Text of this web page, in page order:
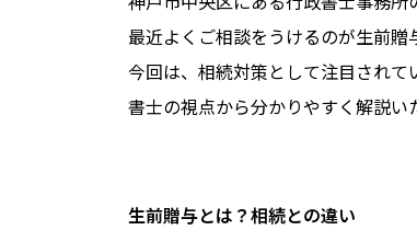
最近よくご相談をうけるのが生前贈
今回は、相続対策として注目され
書士の視点から分かりやすく解説い
生前贈与とは？相続との違い